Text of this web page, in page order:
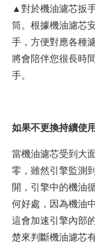
▲對於機油濾芯扳
筒。根據機油濾芯
手，方便對應各種
將會陪伴您很長時
手。
如果不更換持續使
當機油濾芯受到大
零，雖然引擎監測
開，引擎中的機油
何好處，因為機油
這會加速引擎內部
楚來判斷機油濾芯